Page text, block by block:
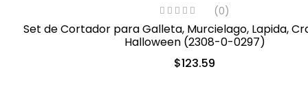
(0)
Set de Cortador para Galleta, Murcielago, Lapida,
Halloween (2308-0-0297)
$123.59